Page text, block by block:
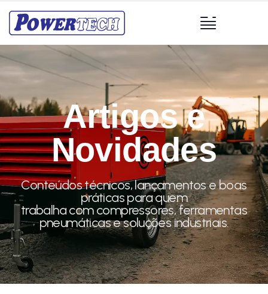
Artigos e
Novidades
Conteúdos técnicos, lançamentos e boas
práticas para quem
trabalha com compressores, ferramentas
pneumáticas e soluções industriais.